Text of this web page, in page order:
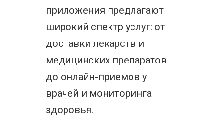
приложения предлагают
широкий спектр услуг: от
доставки лекарств и
медицинских препаратов
до онлайн-приемов у
врачей и мониторинга
здоровья.